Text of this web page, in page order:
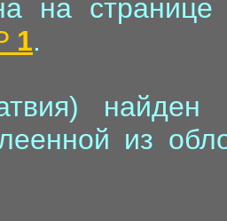
на
1.
найден
из